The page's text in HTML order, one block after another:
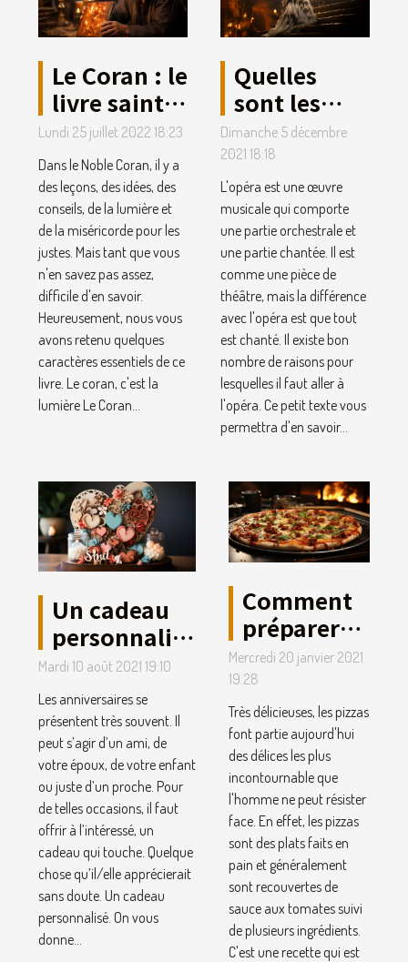
Le Coran : le
livre saint
que vous
aurez lu au
monde
Lundi 25 juillet 2022 18:23
Dans le Noble Coran, il y a
des leçons, des idées, des
conseils, de la lumière et
de la miséricorde pour les
justes. Mais tant que vous
n'en savez pas assez,
difficile d'en savoir.
Heureusement, nous vous
avons retenu quelques
caractères essentiels de ce
livre. Le coran, c'est la
lumière Le Coran...
Quelles
sont les
raisons
pour
lesquelles il
faut aller à
l'opéra ?
Dimanche 5 décembre
2021 18:18
L'opéra est une œuvre
musicale qui comporte
une partie orchestrale et
une partie chantée. Il est
comme une pièce de
théâtre, mais la différence
avec l'opéra est que tout
est chanté. Il existe bon
nombre de raisons pour
lesquelles il faut aller à
l'opéra. Ce petit texte vous
permettra d'en savoir...
Un cadeau
personnalisé
en bois à
offrir pour
un
anniversaire
Mardi 10 août 2021 19:10
Les anniversaires se
présentent très souvent. Il
peut s’agir d’un ami, de
votre époux, de votre enfant
ou juste d’un proche. Pour
de telles occasions, il faut
offrir à l’intéressé, un
cadeau qui touche. Quelque
chose qu’il/elle apprécierait
sans doute. Un cadeau
personnalisé. On vous
donne...
Comment
préparer
des pizzas
sans
perdre de
temps ?
Mercredi 20 janvier 2021
19:28
Très délicieuses, les pizzas
font partie aujourd'hui
des délices les plus
incontournable que
l'homme ne peut résister
face. En effet, les pizzas
sont des plats faits en
pain et généralement
sont recouvertes de
sauce aux tomates suivi
de plusieurs ingrédients.
C'est une recette qui est